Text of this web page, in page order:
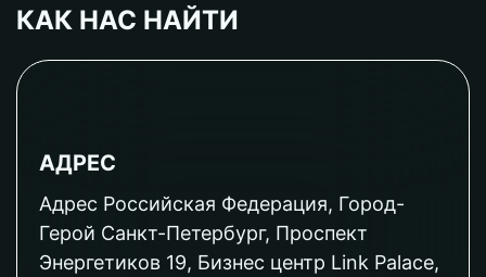
КАК НАС НАЙТИ
АДРЕС
Адрес Российская Федерация, Город-
Герой Санкт-Петербург, Проспект
Энергетиков 19, Бизнес центр Link Palace,